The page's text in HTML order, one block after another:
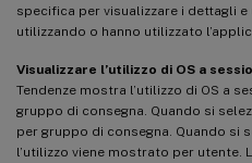
specifica per visualizzare i dettagli
utilizzando o hanno utilizzato
Visualizzare l’utilizzo di OS a
Tendenze mostra l’utilizzo di OS a
gruppo di consegna. Quando si
per gruppo di consegna. Quando si
l’utilizzo viene mostrato per utente.